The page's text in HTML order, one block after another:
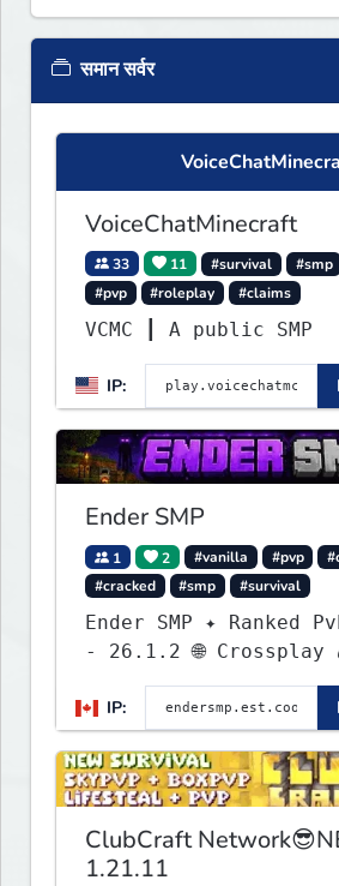
समान सर्वर
VoiceChatMinecraft
33 11 #survival #smp
#pvp
#roleplay #claims
VCMC ┃ A public SMP
IP:
Ender SMP
1 2 #vanilla #pvp
#cracked
#smp #survival
Ender SMP ✦ Ranked
- 26.1.2 🌐 Crossplay 💰 Rewards
🛠 Custom Gear
IP:
ClubCraft
1.21.11